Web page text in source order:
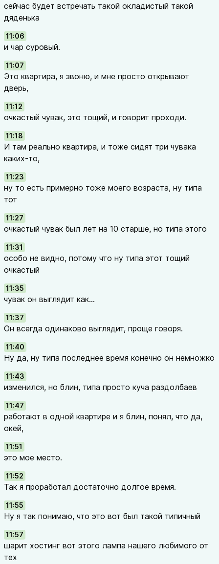
сейчас будет встречать такой окладистый такой
дяденька
11:06
и чар суровый.
11:07
Это квартира, я звоню, и мне просто открывают
дверь,
11:12
очкастый чувак, это тощий, и говорит проходи.
11:18
И там реально квартира, и тоже сидят три чувака
каких-то,
11:23
ну то есть примерно тоже моего возраста, ну типа
тот
11:27
очкастый чувак был лет на 10 старше, но типа этого
11:31
особо не видно, потому что ну типа этот тощий
очкастый
11:35
чувак он выглядит как...
11:37
Он всегда одинаково выглядит, проще говоря.
11:40
Ну да, ну типа последнее время конечно он немножко
11:43
изменился, но блин, типа просто куча раздолбаев
11:47
работают в одной квартире и я блин, понял, что да,
окей,
11:51
это мое место.
11:52
Так я проработал достаточно долгое время.
11:55
Ну я так понимаю, что это вот был такой типичный
11:57
шарит хостинг вот этого лампа нашего любимого от
тех